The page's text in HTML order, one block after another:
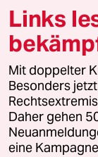
© 2026 taz
Alle Rechte
wenden Sie sich bitte
Feedback
Links
Mit doppelter
Besonders
Daher gehen
eine